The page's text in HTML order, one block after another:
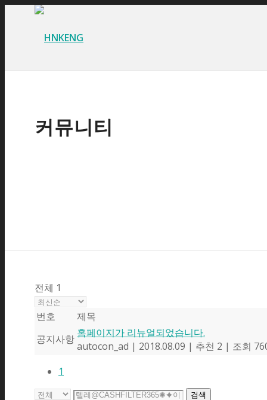
커뮤니티
전체 1
번호
제목
공지사항 홈페이지가 리뉴얼되었습니다.
autocon_ad | 2018.08.09 | 추천 2 | 조회
1
검색